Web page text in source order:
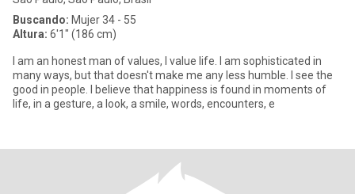
Buscando: Mujer 34 - 55
Altura: 6'1" (186 cm)
I am an honest man of values, I value life. I am sophisticated in
many ways, but that doesn't make me any less humble. I see the
good in people. I believe that happiness is found in moments of
life, in a gesture, a look, a smile, words, encounters, e